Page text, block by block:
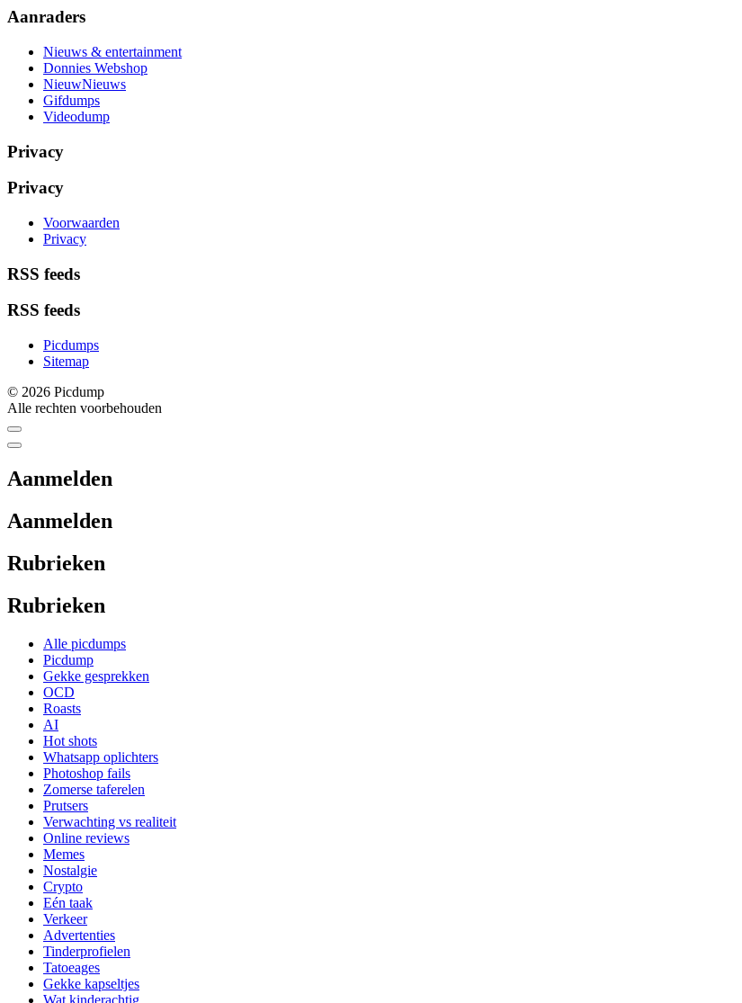
Aanraders
Nieuws & entertainment
Donnies Webshop
NieuwNieuws
Gifdumps
Videodump
Privacy
Privacy
Voorwaarden
Privacy
RSS feeds
RSS feeds
Picdumps
Sitemap
© 2026 Picdump
Alle rechten voorbehouden
Aanmelden
Aanmelden
Rubrieken
Rubrieken
Alle picdumps
Picdump
Gekke gesprekken
OCD
Roasts
AI
Hot shots
Whatsapp oplichters
Photoshop fails
Zomerse taferelen
Prutsers
Verwachting vs realiteit
Online reviews
Memes
Nostalgie
Crypto
Eén taak
Verkeer
Advertenties
Tinderprofielen
Tatoeages
Gekke kapseltjes
Wat kinderachtig